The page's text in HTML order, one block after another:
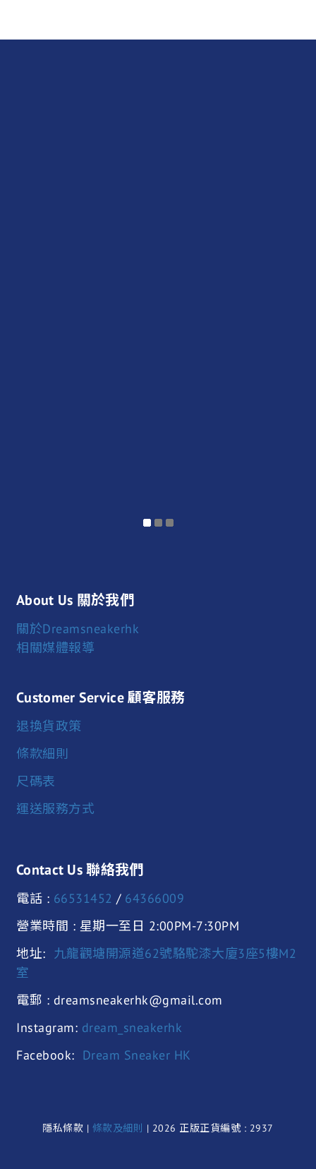
About Us 關於我們
關於Dreamsneakerhk
相關媒體報導
Customer Service 顧客服務
退換貨政策
條款細則
尺碼表
運送服務方式
Contact Us 聯絡我們
電話 : 66531452 / 64366009
營業時間 : 星期一至日 2:00PM-7:30PM
地址:
九龍觀塘開源道62號駱駝漆大廈3座5樓M2
室
電郵 : dreamsneakerhk@gmail.com
Instagram: dream_sneakerhk
Facebook: Dream Sneaker HK
隱私條款 | 條款及細則 | 2026 正版正貨編號 : 2937